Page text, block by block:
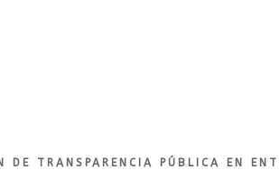
DE TRANSPARENCIA PÚBLICA EN